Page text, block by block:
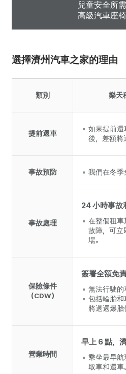
兒童安全所
高級汽車座
選擇濟州汽車之家的理由
類別 樂天
提前還車
如果提前還
後，差額將
事故預防 我們在冬季
事故處理
24 小時事故
在整個租車
故障，可立
場。
保險條件
（CDW）
簽署全額免
無法行駛的
包括輪胎和
將退還爆胎
營業時間
早上 6 點，
乘坐最早航
取車和還車